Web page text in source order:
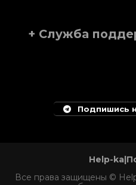
+ Служба
Подпишись
Help-
Все права защищены ©